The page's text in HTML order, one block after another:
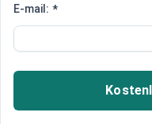
Bail-in und Bail-out
Alles ganz
Steuerzahler
retten
Die mit viel Pathos
E-mail: *